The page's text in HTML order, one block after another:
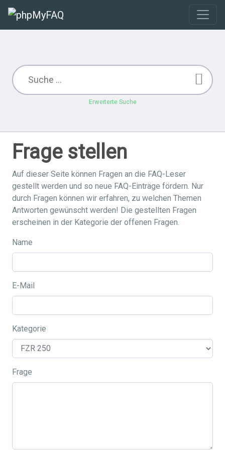
Erweiterte Suche
Frage stellen
Auf dieser Seite können Fragen an die FAQ-Leser
gestellt werden und so neue FAQ-Einträge fördern. Nur
durch Fragen können wir erfahren, zu welchen Themen
Antworten gewünscht werden! Die gestellten Fragen
erscheinen in der Kategorie der offenen Fragen.
Name
E-Mail
Kategorie
Frage